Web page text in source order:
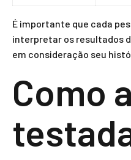
É importante que cada
interpretar os resultados
em consideração seu
Como